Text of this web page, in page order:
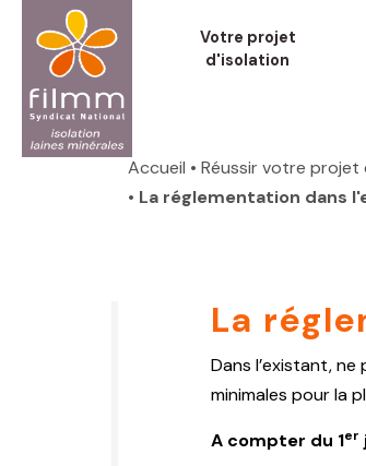
contenu
principal
Votre projet
d'isolation
Accueil • Réussir votre projet
• La réglementation dans
La
Dans l’existant,
minimales pour la
A compter du 1er